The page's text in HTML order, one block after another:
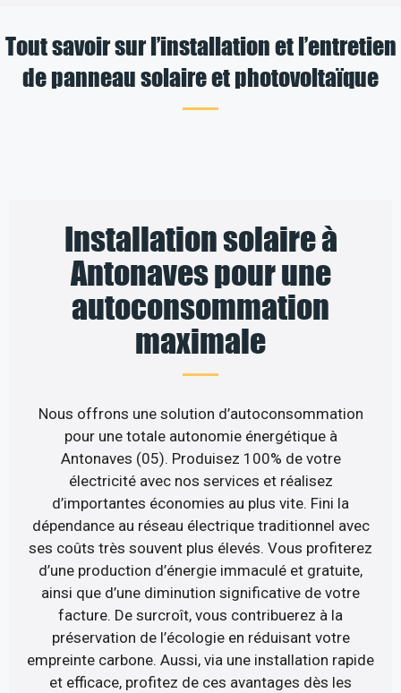
Tout savoir sur l’installation et l’entretien
de panneau solaire et photovoltaïque
Installation solaire à
Antonaves pour une
autoconsommation
maximale
Nous offrons une solution d’autoconsommation
pour une totale autonomie énergétique à
Antonaves (05). Produisez 100% de votre
électricité avec nos services et réalisez
d’importantes économies au plus vite. Fini la
dépendance au réseau électrique traditionnel avec
ses coûts très souvent plus élevés. Vous profiterez
d’une production d’énergie immaculé et gratuite,
ainsi que d’une diminution significative de votre
facture. De surcroît, vous contribuerez à la
préservation de l’écologie en réduisant votre
empreinte carbone. Aussi, via une installation rapide
et efficace, profitez de ces avantages dès les